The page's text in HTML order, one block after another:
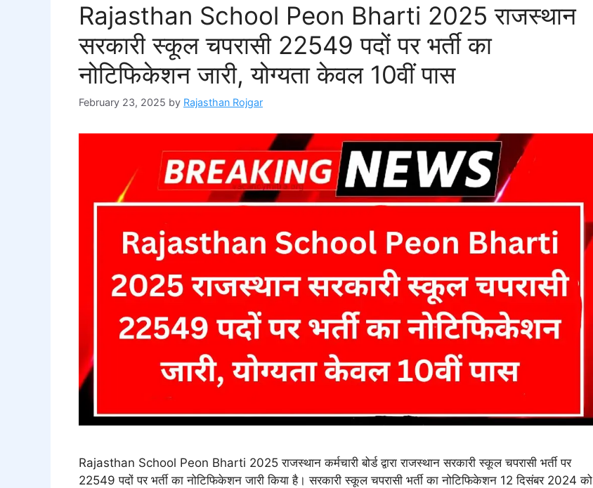
Rajasthan School Peon Bharti 2025 राजस्थान
सरकारी स्कूल चपरासी 22549 पदों पर भर्ती का
नोटिफिकेशन जारी, योग्यता केवल 10वीं पास
February 23, 2025 by Rajasthan Rojgar
Rajasthan School Peon Bharti 2025 राजस्थान कर्मचारी बोर्ड द्वारा राजस्थान सरकारी स्कूल चपरासी भर्ती पर
22549 पदों पर भर्ती का नोटिफिकेशन जारी किया है। सरकारी स्कूल चपरासी भर्ती का नोटिफिकेशन 12 दिसंबर 2024 को